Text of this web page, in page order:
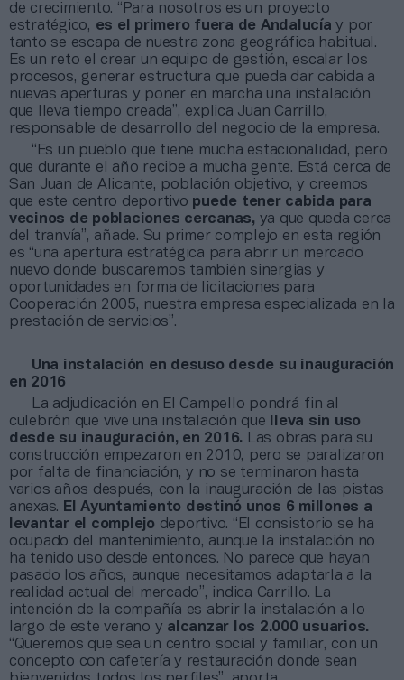
de crecimiento. “Para nosotros es un proyecto
estratégico, es el primero fuera de Andalucíay por
tanto se escapa de nuestra zona geográfica habitual.
Es un reto el crear un equipo de gestión, escalar los
procesos, generar estructura que pueda dar cabida a
nuevas aperturas y poner en marcha una instalación
que lleva tiempo creada”, explica Juan Carrillo,
responsable de desarrollo del negocio de la empresa.
“Es un pueblo que tiene mucha estacionalidad, pero
que durante el año recibe a mucha gente. Está cerca de
San Juan de Alicante, población objetivo, y creemos
que este centro deportivo puede tener cabida para
vecinos de poblaciones cercanas, ya que queda cerca
del tranvía”, añade. Su primer complejo en esta región
es “una apertura estratégica para abrir un mercado
nuevo donde buscaremos también sinergias y
oportunidades en forma de licitaciones para
Cooperación 2005, nuestra empresa especializada en la
prestación de servicios”.
Una instalación en desuso desde su inauguración
en 2016
La adjudicación en El Campello pondrá fin al
culebrón que vive una instalación que
lleva sin uso
desde su inauguración, en 2016. Las obras para su
construcción empezaron en 2010, pero se paralizaron
por falta de financiación, y no se terminaron hasta
varios años después, con la inauguración de las pistas
anexas. El Ayuntamiento destinó unos 6 millones a
levantar el complejo deportivo. “El consistorio se ha
ocupado del mantenimiento, aunque la instalación no
ha tenido uso desde entonces. No parece que hayan
pasado los años, aunque necesitamos adaptarla a la
realidad actual del mercado”, indica Carrillo. La
intención de la compañía es abrir la instalación a lo
largo de este verano y alcanzar los 2.000 usuarios.
“Queremos que sea un centro social y familiar, con un
concepto con cafetería y restauración donde sean